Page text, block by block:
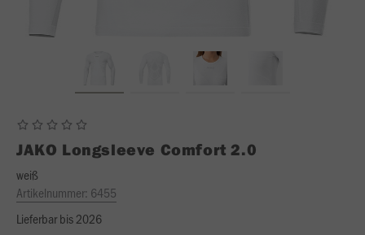
JAKO Longsleeve Comfort 2.0
weiß
Artikelnummer: 6455
Lieferbar bis 2026